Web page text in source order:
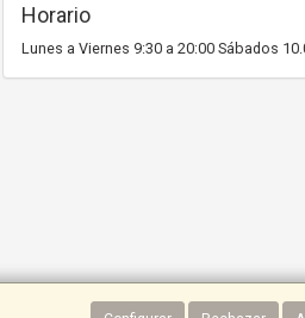
Horario
Lunes a Viernes 9:30 a 20:00 Sábados